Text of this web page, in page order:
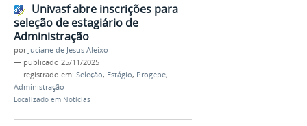
Univasf abre inscrições para
seleção de estagiário de
Administração
por Juciane de Jesus Aleixo
— publicado 25/11/2025
— registrado em: Seleção, Estágio, Progepe,
Administração
Localizado em Notícias